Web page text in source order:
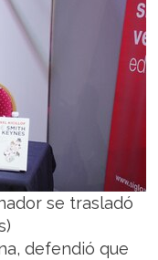
se trasladó
defendió que